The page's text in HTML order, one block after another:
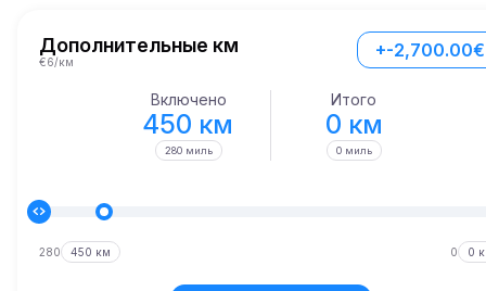
Дополнительные км
€6/км
+-2,700.00€
Включено
450 км
280 миль
Итого
0 км
0 миль
280 450 км 0 0